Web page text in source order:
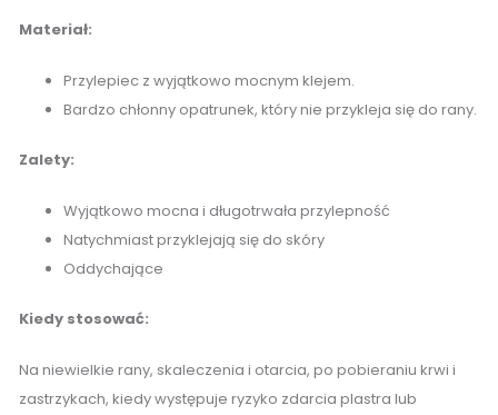
Materiał:
Przylepiec z wyjątkowo mocnym klejem.
Bardzo chłonny opatrunek, który nie przykleja się do rany.
Zalety:
Wyjątkowo mocna i długotrwała przylepność
Natychmiast przyklejają się do skóry
Oddychające
Kiedy stosować:
Na niewielkie rany, skaleczenia i otarcia, po pobieraniu krwi i
zastrzykach, kiedy występuje ryzyko zdarcia plastra lub